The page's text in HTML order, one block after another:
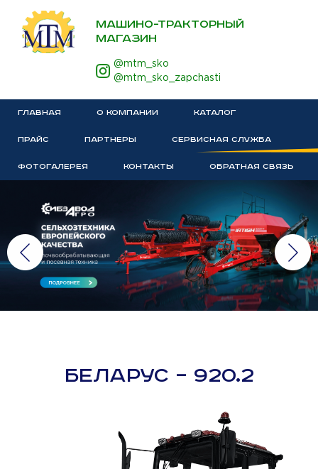
МАШИНО-ТРАКТОРНЫЙ
МАГАЗИН
@mtm_sko
@mtm_sko_zapchasti
ГЛАВНАЯ О КОМПАНИИ КАТАЛОГ
ПРАЙС ПАРТНЕРЫ СЕРВИСНАЯ СЛУЖБА
ФОТОГАЛЕРЕЯ КОНТАКТЫ ОБРАТНАЯ СВЯЗЬ
БЕЛАРУС – 920.2